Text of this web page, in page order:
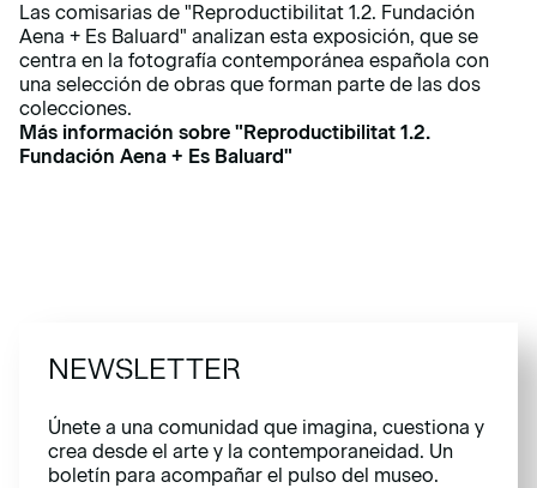
Las comisarias de "Reproductibilitat 1.2. Fundación
Aena + Es Baluard" analizan esta exposición, que se
centra en la fotografía contemporánea española con
una selección de obras que forman parte de las dos
colecciones.
Más información sobre "Reproductibilitat 1.2.
Fundación Aena + Es Baluard"
NEWSLETTER
Únete a una comunidad que imagina, cuestiona y
crea desde el arte y la contemporaneidad. Un
boletín para acompañar el pulso del museo.